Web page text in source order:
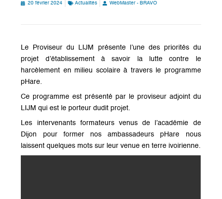
20 février 2024 Actualités WebMaster - BRAVO
Le Proviseur du LIJM présente l’une des priorités du
projet d’établissement à savoir la lutte contre le
harcèlement en milieu scolaire à travers le programme
pHare.
Ce programme est présenté par le proviseur adjoint du
LIJM qui est le porteur dudit projet.
Les intervenants formateurs venus de l’académie de
Dijon pour former nos ambassadeurs pHare nous
laissent quelques mots sur leur venue en terre ivoirienne.